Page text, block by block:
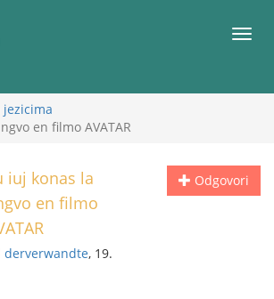
Meni
en filmo AVATAR
Odgovori
iuj konas la
en filmo
derverwandte, 19.